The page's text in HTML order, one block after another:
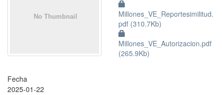
Millones_VE_Reportesimilitud.
pdf (310.7Kb)
Millones_VE_Autorizacion.pdf
(265.9Kb)
Fecha
2025-01-22